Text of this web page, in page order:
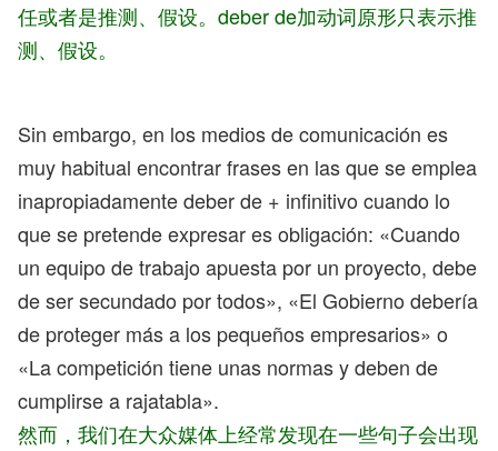
任或者是推测、假设。deber de加动词原形只表示推
测、假设。
Sin embargo, en los medios de comunicación es
muy habitual encontrar frases en las que se emplea
inapropiadamente deber de + infinitivo cuando lo
que se pretende expresar es obligación: «Cuando
un equipo de trabajo apuesta por un proyecto, debe
de ser secundado por todos», «El Gobierno debería
de proteger más a los pequeños empresarios» o
«La competición tiene unas normas y deben de
cumplirse a rajatabla».
然而，我们在大众媒体上经常发现在一些句子会出现